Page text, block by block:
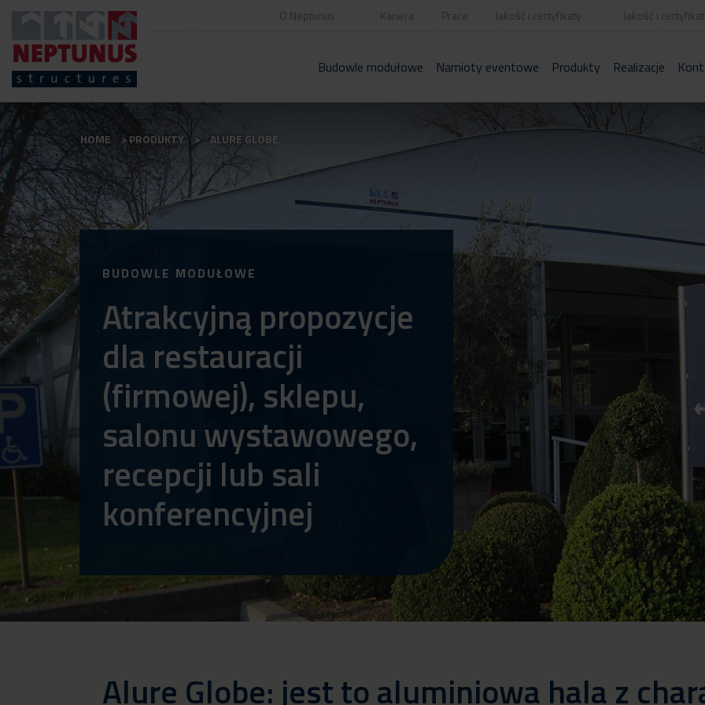
O Neptunus Kariera Praca Jakość i certyfikaty Jakość i
Budowle modułowe Namioty eventowe Produkty Realizacje
HOME PRODUKTY ALURE GLOBE
BUDOWLE MODUŁOWE
Atrakcyjną propozycje
dla restauracji
(firmowej), sklepu,
salonu wystawowego,
recepcji lub sali
konferencyjnej
Alure Globe: jest to aluminiowa hala z